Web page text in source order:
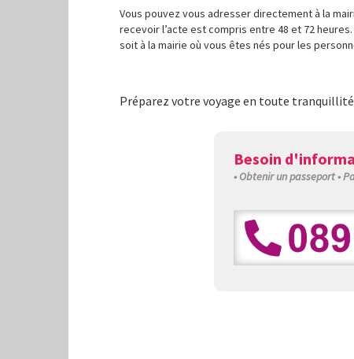
Vous pouvez vous adresser directement à la
recevoir l’acte est compris entre 48 et 72
soit à la mairie où vous êtes nés pour les
Préparez votre voyage en toute
Besoin
• Obtenir un passeport •